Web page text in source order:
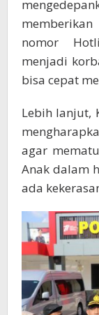
nomor
menjadi
bisa cepat
Lebih lanjut,
agar
Anak dalam
ada